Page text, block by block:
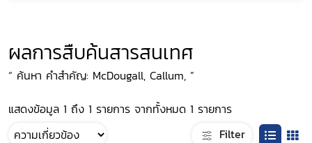
ผลการสืบค้นสารสนเทศ
“ ค้นหา คำสำคัญ: McDougall, Callum, ”
แสดงข้อมูล 1 ถึง 1 รายการ จากทั้งหมด 1 รายการ
Filter